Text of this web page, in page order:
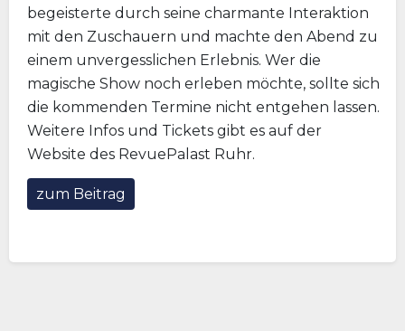
begeisterte durch seine charmante Interaktion
mit den Zuschauern und machte den Abend zu
einem unvergesslichen Erlebnis. Wer die
magische Show noch erleben möchte, sollte sich
die kommenden Termine nicht entgehen lassen.
Weitere Infos und Tickets gibt es auf der
Website des RevuePalast Ruhr.
zum Beitrag